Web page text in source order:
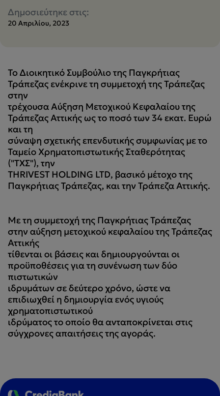
Δημοσιεύτηκε στις:
20 Απριλίου, 2023
Το Διοικητικό Συμβούλιο της Παγκρήτιας
Τράπεζας ενέκρινε τη συμμετοχή της Τράπεζας
στην
τρέχουσα Aύξηση Mετοχικού Kεφαλαίου της
Τράπεζας Αττικής ως το ποσό των 34 εκατ. Ευρώ
και τη
σύναψη σχετικής επενδυτικής συμφωνίας με το
Ταμείο Χρηματοπιστωτικής Σταθερότητας
("ΤΧΣ"), την
THRIVEST HOLDING LTD, βασικό μέτοχο της
Παγκρήτιας Τράπεζας, και την Τράπεζα Αττικής.
Με τη συμμετοχή της Παγκρήτιας Τράπεζας
στην αύξηση μετοχικού κεφαλαίου της Τράπεζας
Αττικής
τίθενται οι βάσεις και δημιουργούνται οι
προϋποθέσεις για τη συνένωση των δύο
πιστωτικών
ιδρυμάτων σε δεύτερο χρόνο, ώστε να
επιδιωχθεί η δημιουργία ενός υγιούς
χρηματοπιστωτικού
ιδρύματος το οποίο θα ανταποκρίνεται στις
σύγχρονες απαιτήσεις της αγοράς.